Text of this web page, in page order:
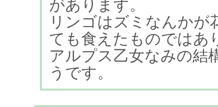
があります。
リンゴはズミなんかが
ても食えたものではあ
アルプス乙女なみの結
うです。